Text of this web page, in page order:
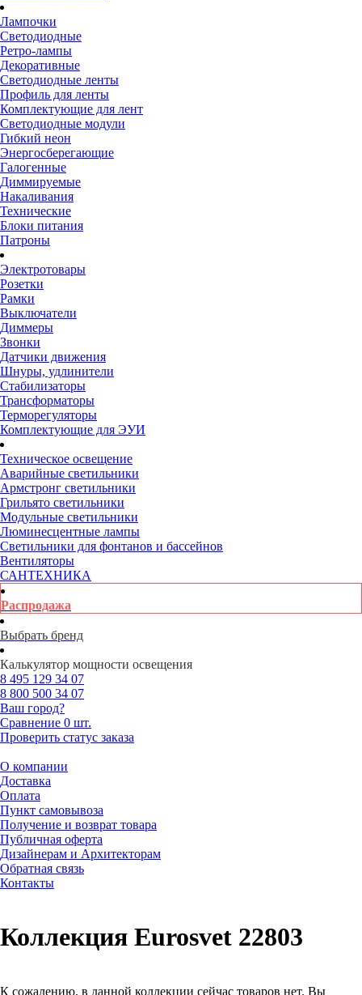
Лампочки
Светодиодные
Ретро-лампы
Декоративные
Светодиодные ленты
Профиль для ленты
Комплектующие для лент
Светодиодные модули
Гибкий неон
Энергосберегающие
Галогенные
Диммируемые
Накаливания
Технические
Блоки питания
Патроны
Электротовары
Розетки
Рамки
Выключатели
Диммеры
Звонки
Датчики движения
Шнуры, удлинители
Стабилизаторы
Трансформаторы
Терморегуляторы
Комплектующие для ЭУИ
Техническое освещение
Аварийные светильники
Армстронг светильники
Грильято светильники
Модульные светильники
Люминесцентные лампы
Светильники для фонтанов и бассейнов
Вентиляторы
САНТЕХНИКА
Распродажа
Выбрать бренд
Калькулятор мощности освещения
8 495 129 34 07
8 800 500 34 07
Ваш город?
Сравнение 0 шт.
Проверить статус заказа
О компании
Доставка
Оплата
Пункт самовывоза
Получение и возврат товара
Публичная оферта
Дизайнерам и Архитекторам
Обратная связь
Контакты
Коллекция Eurosvet 22803
К сожалению, в данной коллекции сейчас товаров нет. Вы